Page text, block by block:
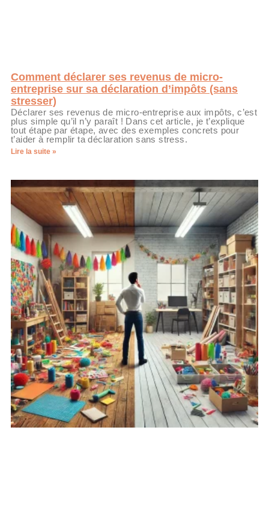
Comment déclarer ses revenus de micro-
entreprise sur sa déclaration d’impôts (sans
stresser)
Déclarer ses revenus de micro-entreprise aux impôts, c’est
plus simple qu’il n’y paraît ! Dans cet article, je t’explique
tout étape par étape, avec des exemples concrets pour
t’aider à remplir ta déclaration sans stress.
Lire la suite »